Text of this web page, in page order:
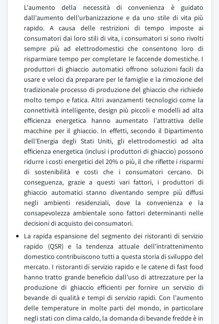
L'aumento della necessità di convenienza è guidato
dall'aumento dell'urbanizzazione e da uno stile di vita più
rapido. A causa delle restrizioni di tempo imposte ai
consumatori dai loro stili di vita, i consumatori si sono rivolti
sempre più ad elettrodomestici che consentono loro di
risparmiare tempo per completare le faccende domestiche. I
produttori di ghiaccio automatici offrono soluzioni facili da
usare e veloci da preparare per le famiglie e la rimozione del
tradizionale processo di produzione del ghiaccio che richiede
molto tempo e fatica. Altri avanzamenti tecnologici come la
connettività intelligente, design più piccoli e modelli ad alta
efficienza energetica hanno aumentato l'attrattiva delle
macchine per il ghiaccio. In effetti, secondo il Dipartimento
dell'Energia degli Stati Uniti, gli elettrodomestici ad alta
efficienza energetica (inclusi i produttori di ghiaccio) possono
ridurre i costi energetici del 20% o più, il che riflette i risparmi
di sostenibilità e costi che i consumatori cercano. Di
conseguenza, grazie a questi vari fattori, i produttori di
ghiaccio automatici stanno diventando sempre più diffusi
negli ambienti residenziali, dove la convenienza e la
consapevolezza ambientale sono fattori determinanti nelle
decisioni di acquisto dei consumatori.
La rapida espansione del segmento dei ristoranti di servizio
rapido (QSR) e la tendenza attuale dell'intrattenimento
domestico contribuiscono tutti a questa storia di sviluppo del
mercato. I ristoranti di servizio rapido e le catene di fast food
hanno tratto grande beneficio dall'uso di attrezzature per la
produzione di ghiaccio efficienti per fornire un servizio di
bevande di qualità e tempi di servizio rapidi. Con l'aumento
delle temperature in molte parti del mondo, in particolare
negli stati con clima caldo, la domanda di bevande fredde è in